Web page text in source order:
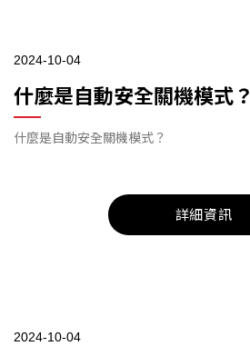
2024-10-04
什麼是自動安全關機模式？
什麼是自動安全關機模式？
詳細資訊
2024-10-04